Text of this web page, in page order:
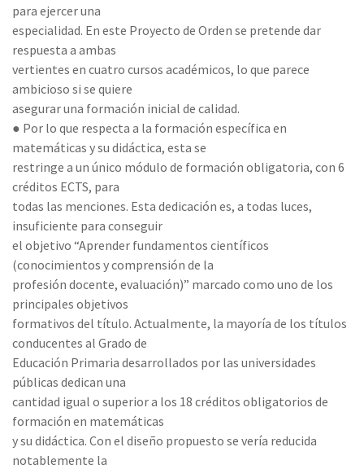
para ejercer una
especialidad. En este Proyecto de Orden se pretende dar
respuesta a ambas
vertientes en cuatro cursos académicos, lo que parece
ambicioso si se quiere
asegurar una formación inicial de calidad.
● Por lo que respecta a la formación específica en
matemáticas y su didáctica, esta se
restringe a un único módulo de formación obligatoria, con 6
créditos ECTS, para
todas las menciones. Esta dedicación es, a todas luces,
insuficiente para conseguir
el objetivo “Aprender fundamentos científicos
(conocimientos y comprensión de la
profesión docente, evaluación)” marcado como uno de los
principales objetivos
formativos del título. Actualmente, la mayoría de los títulos
conducentes al Grado de
Educación Primaria desarrollados por las universidades
públicas dedican una
cantidad igual o superior a los 18 créditos obligatorios de
formación en matemáticas
y su didáctica. Con el diseño propuesto se vería reducida
notablemente la